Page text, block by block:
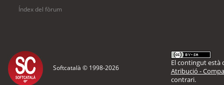
Índex del fòrum
Softcatalà © 1998-2026
El contingut està
Atribució -
contrari.